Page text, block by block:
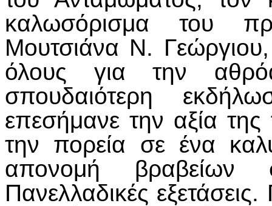
καλωσόρισμα του
Μουτσιάνα Ν.
όλους για την
σπουδαιότερη
επεσήμανε την αξία
την πορεία σε ένα
απονομή βραβείων
Πανελλαδικές